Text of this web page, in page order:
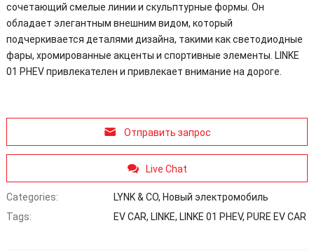
сочетающий смелые линии и скульптурные формы. Он
обладает элегантным внешним видом, который
подчеркивается деталями дизайна, такими как светодиодные
фары, хромированные акценты и спортивные элементы. LINKE
01 PHEV привлекателен и привлекает внимание на дороге.
Отправить запрос
Live Chat
Categories: LYNK & CO, Новый электромобиль
Tags:
EV CAR, LINKE, LINKE 01 PHEV, PURE EV CAR